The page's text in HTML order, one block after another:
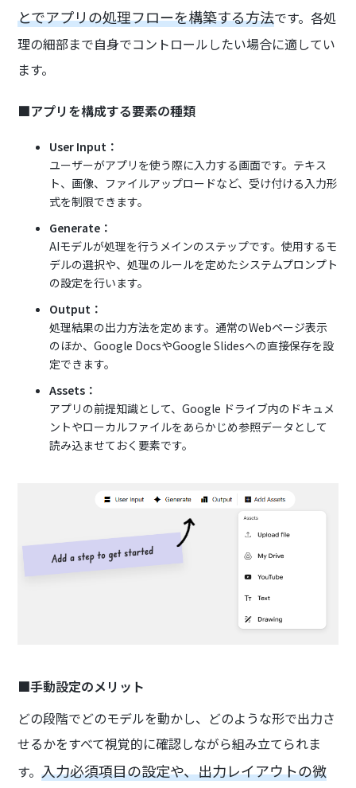
とでアプリの処理フローを構築する方法です。各処
理の細部まで自身でコントロールしたい場合に適してい
ます。
■アプリを構成する要素の種類
User Input：
ユーザーがアプリを使う際に入力する画面です。テキス
ト、画像、ファイルアップロードなど、受け付ける入力形
式を制限できます。
Generate：
AIモデルが処理を行うメインのステップです。使用するモ
デルの選択や、処理のルールを定めたシステムプロンプト
の設定を行います。
Output：
処理結果の出力方法を定めます。通常のWebページ表示
のほか、Google DocsやGoogle Slidesへの直接保存を設
定できます。
Assets：
アプリの前提知識として、Google ドライブ内のドキュメ
ントやローカルファイルをあらかじめ参照データとして
読み込ませておく要素です。
■手動設定のメリット
どの段階でどのモデルを動かし、どのような形で出力さ
せるかをすべて視覚的に確認しながら組み立てられま
す。入力必須項目の設定や、出力レイアウトの微